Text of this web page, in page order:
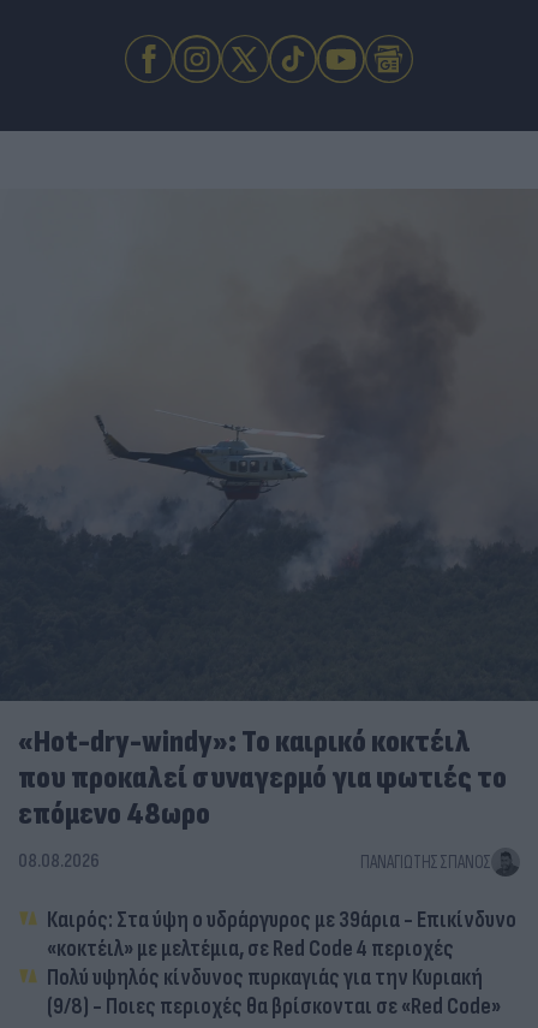
«Hot-dry-windy»: Το καιρικό κοκτέιλ
που προκαλεί συναγερμό για φωτιές το
επόμενο 48ωρο
08.08.2026 ΠΑΝΑΓΙΏΤΗΣ ΣΠΑΝΌΣ
Καιρός: Στα ύψη ο υδράργυρος με 39άρια - Επικίνδυνο
«κοκτέιλ» με μελτέμια, σε Red Code 4 περιοχές
Πολύ υψηλός κίνδυνος πυρκαγιάς για την Κυριακή
(9/8) - Ποιες περιοχές θα βρίσκονται σε «Red Code»